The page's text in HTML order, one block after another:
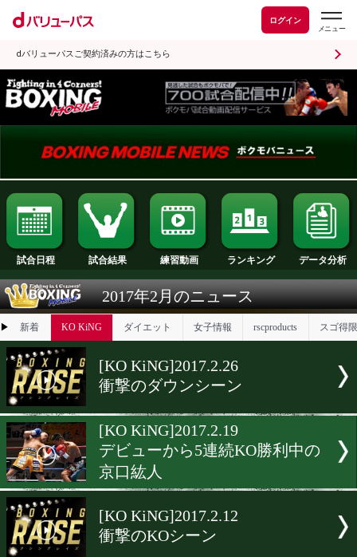
ログイン
dバリューパスご契約済みの方はこちら
試合日程 試合結果 練習動画 ランキング
2017年2月のニュース
▶ 新着 KO KiNG ダイエット 女子情報
[KO KiNG]2017.2.26
衝撃のダウンシーン
[KO KiNG]2017.2.19
デビューから5連続KO勝利